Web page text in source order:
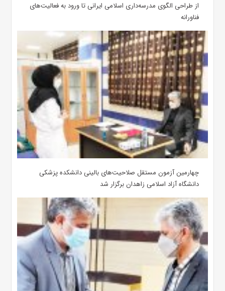
از طراحی الگوی مدرسه‌داری اسلامی ایرانی تا ورود به فعالیت‌های
فناورانه
چهارمین آزمون مستقل صلاحیت‌های بالینی دانشکده پزشکی
دانشگاه آزاد اسلامی زاهدان برگزار شد